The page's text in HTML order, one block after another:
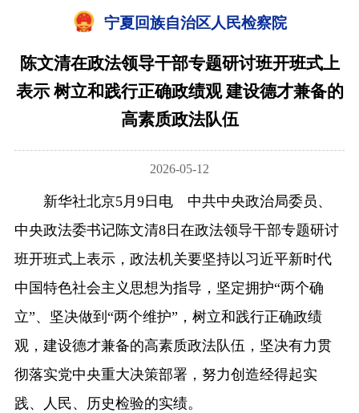
宁夏回族自治区人民检察院
陈文清在政法领导干部专题研讨班开班式上
表示 树立和践行正确政绩观 建设德才兼备的
高素质政法队伍
2026-05-12
新华社北京5月9日电 中共中央政治局委员、
中央政法委书记陈文清8日在政法领导干部专题研讨
班开班式上表示，政法机关要坚持以习近平新时代
中国特色社会主义思想为指导，坚定拥护“两个确
立”、坚决做到“两个维护”，树立和践行正确政绩
观，建设德才兼备的高素质政法队伍，坚决有力贯
彻落实党中央重大决策部署，努力创造经得起实
践、人民、历史检验的实绩。